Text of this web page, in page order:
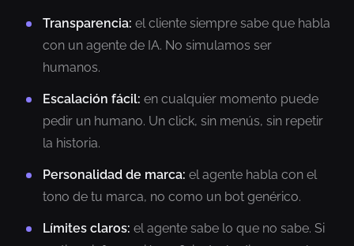
Transparencia: el cliente siempre sabe que habla
con un agente de IA. No simulamos ser
humanos.
Escalación fácil: en cualquier momento puede
pedir un humano. Un click, sin menús, sin repetir
la historia.
Personalidad de marca: el agente habla con el
tono de tu marca, no como un bot genérico.
Límites claros: el agente sabe lo que no sabe. Si